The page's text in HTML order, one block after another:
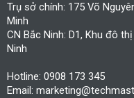
Trụ sở chính: 175 Võ
Minh
CN Bắc Ninh: D1, Khu đô
Ninh
Hotline: 0908 173 345
Email: